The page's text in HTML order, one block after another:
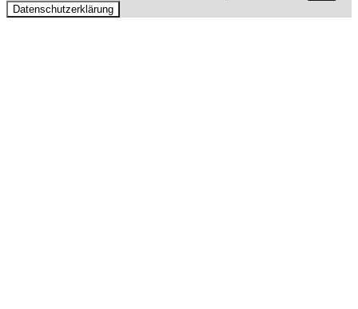
Datenschutzerklärung